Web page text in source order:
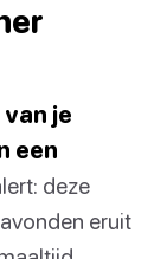
je
een
deze
eruit